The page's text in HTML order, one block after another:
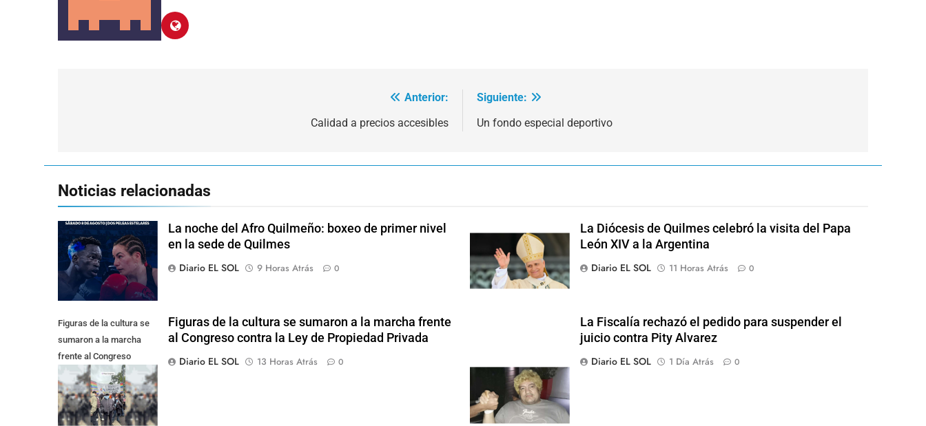
Anterior:
Calidad a precios accesibles
Siguiente:
Un fondo especial deportivo
Noticias relacionadas
La noche del Afro Quilmeño: boxeo de primer nivel
en la sede de Quilmes
Diario EL SOL
9 Horas Atrás 0
La Diócesis de Quilmes celebró la visita del Papa
León XIV a la Argentina
Diario EL SOL
11 Horas Atrás 0
Figuras de la cultura se
sumaron a la marcha
frente al Congreso
contra la Ley de
Propiedad Privada
Figuras de la cultura se sumaron a la marcha frente
al Congreso contra la Ley de Propiedad Privada
Diario EL SOL
13 Horas Atrás 0
La Fiscalía rechazó el pedido para suspender el
juicio contra Pity Alvarez
Diario EL SOL
1 Día Atrás 0